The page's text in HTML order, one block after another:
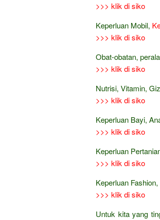
>>> klik di siko
Keperluan Mobil,
>>> klik di siko
Obat-obatan,
>>> klik di siko
Nutrisi, Vitamin,
>>> klik di siko
Keperluan Bayi,
>>> klik di siko
Keperluan
>>> klik di siko
Keperluan
>>> klik di siko
Untuk kita yang